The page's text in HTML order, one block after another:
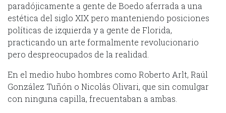
paradójicamente a gente de Boedo aferrada a una
estética del siglo XIX pero manteniendo posiciones
políticas de izquierda y a gente de Florida,
practicando un arte formalmente revolucionario
pero despreocupados de la realidad.
En el medio hubo hombres como Roberto Arlt, Raúl
González Tuñón o Nicolás Olivari, que sin comulgar
con ninguna capilla, frecuentaban a ambas.